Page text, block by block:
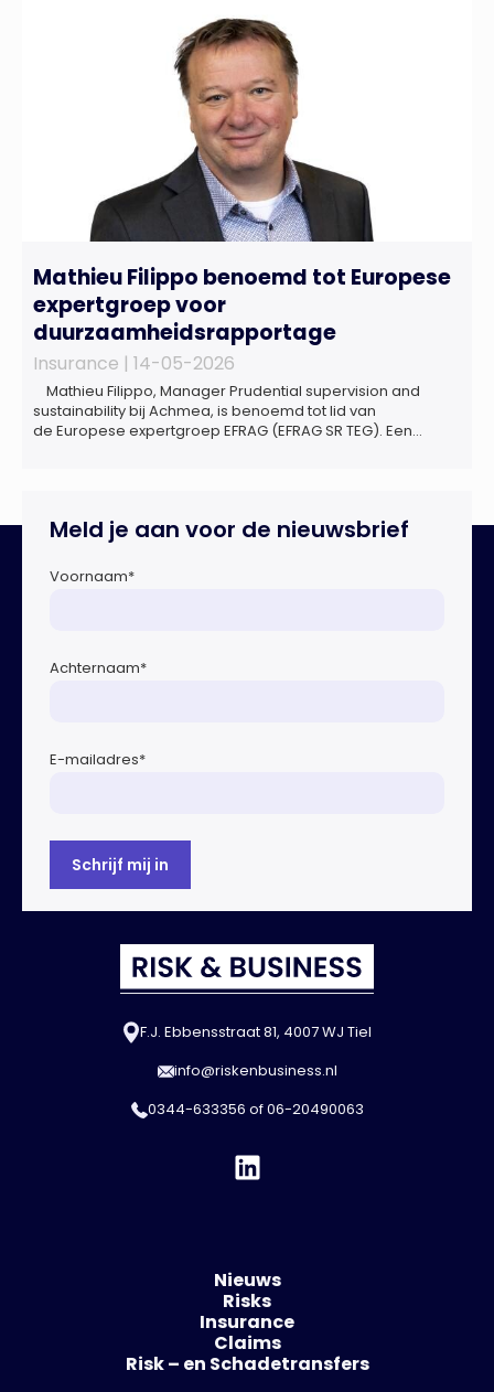
het Market Pulse Report voor het eerste kwartaal van 2026
De bedrijfsmatige […]
Mathieu Filippo benoemd tot Europese
expertgroep voor
duurzaamheidsrapportage
Insurance | 14-05-2026
Mathieu Filippo, Manager Prudential supervision and
sustainability bij Achmea, is benoemd tot lid van
de Europese expertgroep EFRAG (EFRAG SR TEG). Een
Europese Commissie bij het ontwikkelen van […]
Meld je aan voor de nieuwsbrief
Voornaam*
Achternaam*
E-mailadres*
F.J. Ebbensstraat 81, 4007 WJ Tiel
info@riskenbusiness.nl
0344-633356 of06-20490063
Nieuws
Risks
Insurance
Claims
Risk – en Schadetransfers